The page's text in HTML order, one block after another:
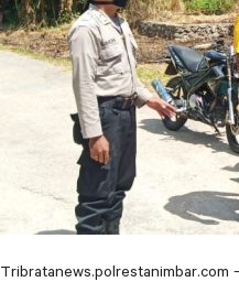
Tribratanews.polrestanimbar.com